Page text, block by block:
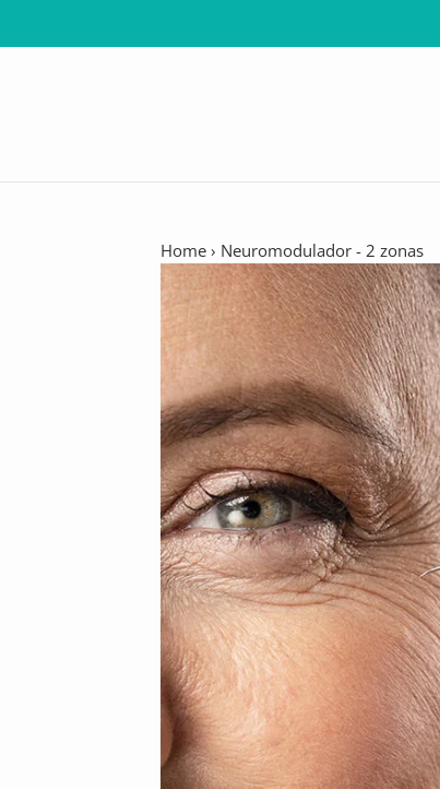
Home › Neuromodulador - 2 zonas